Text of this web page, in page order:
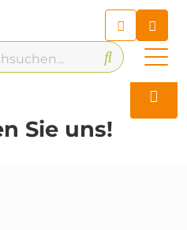
24/7 mit unserem
Sie uns!